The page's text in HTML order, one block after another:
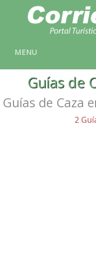
MENU
Guías de
Guías de Caza
2